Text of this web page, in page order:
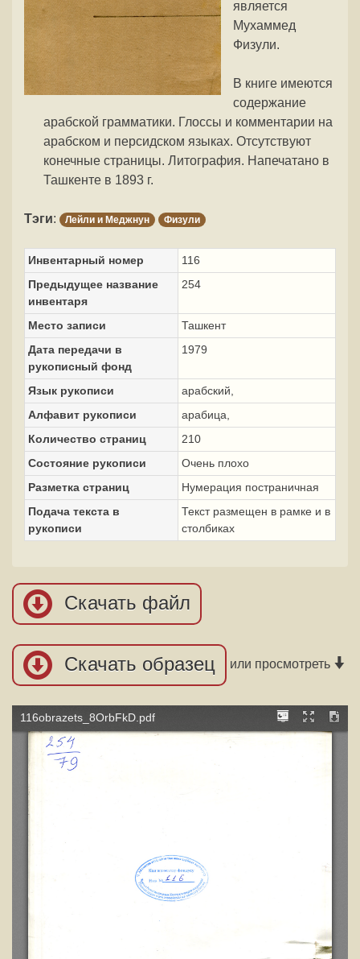
является
Мухаммед
Физули.
В книге имеются
содержание
арабской грамматики. Глоссы и комментарии на
арабском и персидском языках. Отсутствуют
конечные страницы. Литография. Напечатано в
Ташкенте в 1893 г.
Тэги: Лейли и Меджнун Физули
Инвентарный номер
116
Предыдущее название
инвентаря
254
Место записи
Ташкент
Дата передачи в
рукописный фонд
1979
Язык рукописи
арабский,
Алфавит рукописи
арабица,
Количество страниц
210
Состояние рукописи
Очень плохо
Разметка страниц
Нумерация постраничная
Подача текста в
рукописи
Текст размещен в рамке и в
столбиках
Скачать файл
Скачать образец или просмотреть